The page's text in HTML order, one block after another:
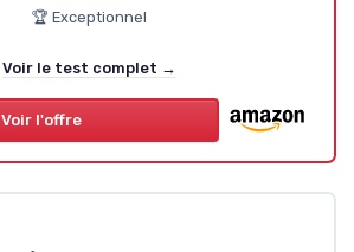
🏆 Exceptionnel
Voir le test complet →
Voir l'offre